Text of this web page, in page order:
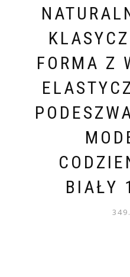
FORMA Z
BIAŁY